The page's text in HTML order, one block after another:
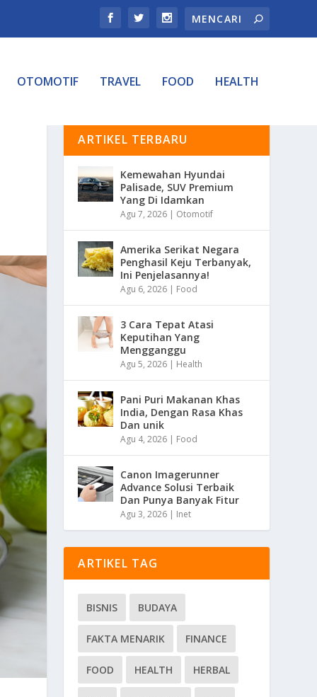
OTOMOTIF TRAVEL FOOD HEALTH
ARTIKEL TERBARU
Kemewahan Hyundai
Palisade, SUV Premium
Yang Di Idamkan
Agu 7, 2026 | Otomotif
Amerika Serikat Negara
Penghasil Keju Terbanyak,
Ini Penjelasannya!
Agu 6, 2026 | Food
3 Cara Tepat Atasi
Keputihan Yang
Mengganggu
Agu 5, 2026 | Health
Pani Puri Makanan Khas
India, Dengan Rasa Khas
Dan unik
Agu 4, 2026 | Food
Canon Imagerunner
Advance Solusi Terbaik
Dan Punya Banyak Fitur
Agu 3, 2026 | Inet
ARTIKEL TAG
BISNIS BUDAYA
FAKTA MENARIK FINANCE
FOOD HEALTH HERBAL